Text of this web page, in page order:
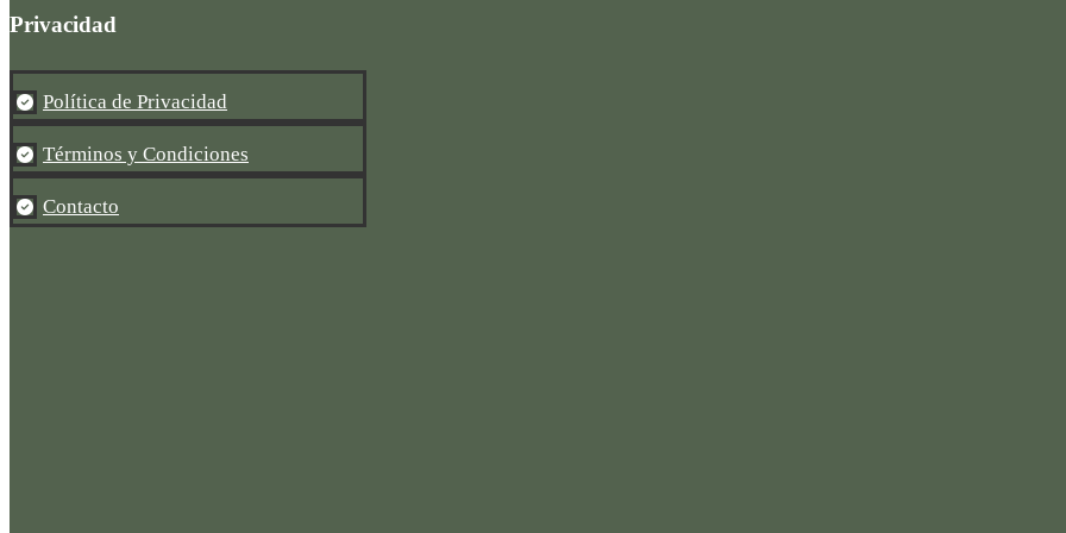
Privacidad
 Política de Privacidad
 Términos y Condiciones
 Contacto